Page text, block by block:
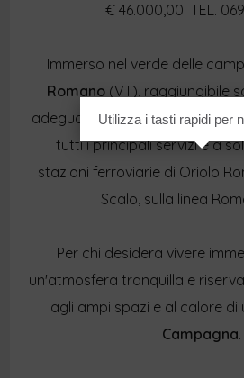
€ 46.000,00  TEL.
Immerso nel verde delle
Romano(VT), raggiungibile
adeguato, ma a pochi minuti
tutti i principali servizi e a
stazioni ferroviarie di Oriolo
Scalo, sulla linea
Per chi desidera vivere
un'atmosfera tranquilla e
agli ampi spazi e al calore di
Campagna.
Utilizza i tasti rapidi per